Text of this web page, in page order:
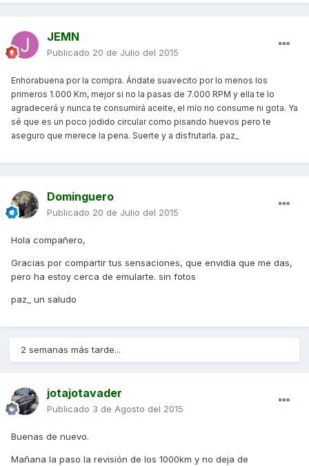
JEMN
Publicado 20 de Julio del 2015
Enhorabuena por la compra. Ándate suavecito por lo menos los
primeros 1.000 Km, mejor si no la pasas de 7.000 RPM y ella te lo
agradecerá y nunca te consumirá aceite, el mío no consume ni gota. Ya
sé que es un poco jodido circular como pisando huevos pero te
aseguro que merece la pena. Suerte y a disfrutarla. paz_
Dominguero
Publicado 20 de Julio del 2015
Hola compañero,
Gracias por compartir tus sensaciones, que envidia que me das,
pero ha estoy cerca de emularte. sin fotos
paz_ un saludo
2 semanas más tarde...
jotajotavader
Publicado 3 de Agosto del 2015
Buenas de nuevo.
Mañana la paso la revisión de los 1000km y no deja de